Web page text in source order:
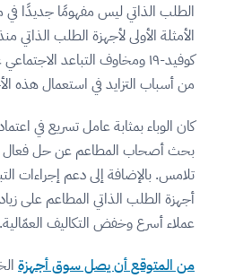
تجربة
طلب
متميزة في
مطعمك‎
تطبيق
النادل
استفيد من
خدمة
مجال المطاعم. بدأنا في رؤية
منذ بضع سنوات. إلا أن
عززت الفكرة أكثر وكانت سببا
الأجهزة.
هذه التكنولوجيا حيث
لتقديم خدمة عملاء بدون
الاجتماعي، تساعد
الكفاءة من خلال خدمة
الخدمة الذاتية، الذي بلغت